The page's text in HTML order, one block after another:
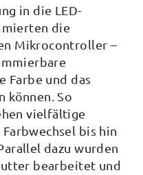
in die LED-
die
Mikrocontroller –
Farbe und das
können. So
vielfältige
bis hin
dazu wurden
bearbeitet und